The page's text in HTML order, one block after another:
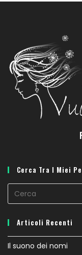
Cerca Tra I Miei
Articoli Recenti
Il suono dei nomi